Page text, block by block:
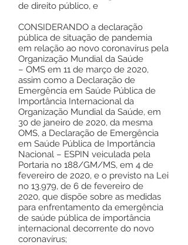
de direito público, e
CONSIDERANDO a declaração
pública de situação de pandemia
em relação ao novo coronavírus pela
Organização Mundial da Saúde
– OMS em 11 de março de 2020,
assim como a Declaração de
Emergência em Saúde Pública de
Importância Internacional da
Organização Mundial da Saúde, em
30 de janeiro de 2020, da mesma
OMS, a Declaração de Emergência
em Saúde Pública de Importância
Nacional – ESPIN veiculada pela
Portaria no 188/GM/MS, em 4 de
fevereiro de 2020, e o previsto na Lei
no 13.979, de 6 de fevereiro de
2020, que dispõe sobre as medidas
para enfrentamento da emergência
de saúde pública de importância
internacional decorrente do novo
coronavírus;